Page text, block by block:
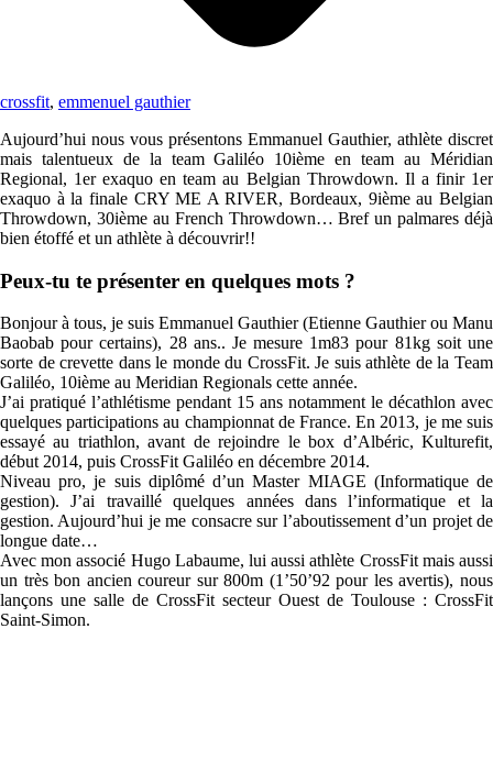
crossfit, emmenuel gauthier
Aujourd’hui nous vous présentons Emmanuel Gauthier, athlète discret
mais talentueux de la team Galiléo 10ième en team au Méridian
Regional, 1er exaquo en team au Belgian Throwdown. Il a finir 1er
exaquo à la finale CRY ME A RIVER, Bordeaux, 9ième au Belgian
Throwdown, 30ième au French Throwdown… Bref un palmares déjà
bien étoffé et un athlète à découvrir!!
Peux-tu te présenter en quelques mots ?
Bonjour à tous, je suis Emmanuel Gauthier (Etienne Gauthier ou Manu
Baobab pour certains), 28 ans.. Je mesure 1m83 pour 81kg soit une
sorte de crevette dans le monde du CrossFit. Je suis athlète de la Team
Galiléo, 10ième au Meridian Regionals cette année.
J’ai pratiqué l’athlétisme pendant 15 ans notamment le décathlon avec
quelques participations au championnat de France. En 2013, je me suis
essayé au triathlon, avant de rejoindre le box d’Albéric, Kulturefit,
début 2014, puis CrossFit Galiléo en décembre 2014.
Niveau pro, je suis diplômé d’un Master MIAGE (Informatique de
gestion). J’ai travaillé quelques années dans l’informatique et la
gestion. Aujourd’hui je me consacre sur l’aboutissement d’un projet de
longue date…
Avec mon associé Hugo Labaume, lui aussi athlète CrossFit mais aussi
un très bon ancien coureur sur 800m (1’50’92 pour les avertis), nous
lançons une salle de CrossFit secteur Ouest de Toulouse : CrossFit
Saint-Simon.